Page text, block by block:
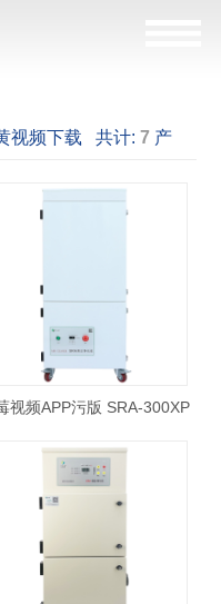
视频下载 共计:7 产
视频APP污版 SRA-300XP